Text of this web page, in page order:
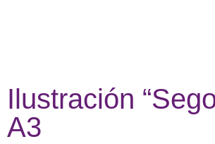
Ilustración
A3